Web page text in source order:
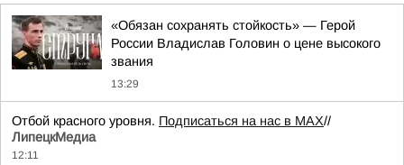
«Обязан сохранять стойкость» — Герой
России Владислав Головин о цене высокого
звания
13:29
Отбой красного уровня. Подписаться на нас в МАХ//
ЛипецкМедиа
12:11